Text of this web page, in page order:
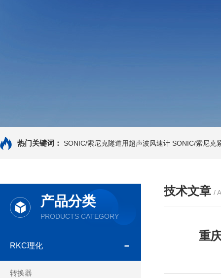
热门关键词： SONIC/索尼克隧道用超声波风速计 SONIC/索尼克
产品分类
PRODUCTS CATEGORY
RKC理化
转换器
技术文章 /
重